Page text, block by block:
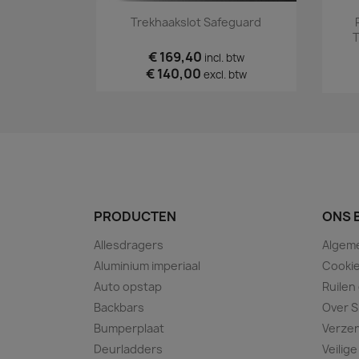
Snel bekijken
Trekhaakslot Safeguard
€ 169,40 incl. btw
€ 140,00 excl. btw
PRODUCTEN
Allesdragers
Aluminium imperiaal
Auto opstap
Backbars
Bumperplaat
Deurladders
ONS
Over